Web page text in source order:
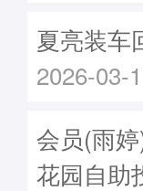
夏亮装车
2026-03-
会员(雨
花园自助